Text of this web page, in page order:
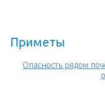
Приметы
Опасность рядом